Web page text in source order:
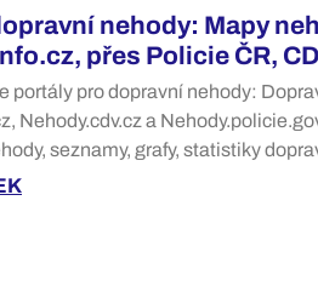
nehody: Mapy
přes Policie ČR,
portály pro dopravní nehody:
Nehody.cdv.cz a
seznamy, grafy, statistiky